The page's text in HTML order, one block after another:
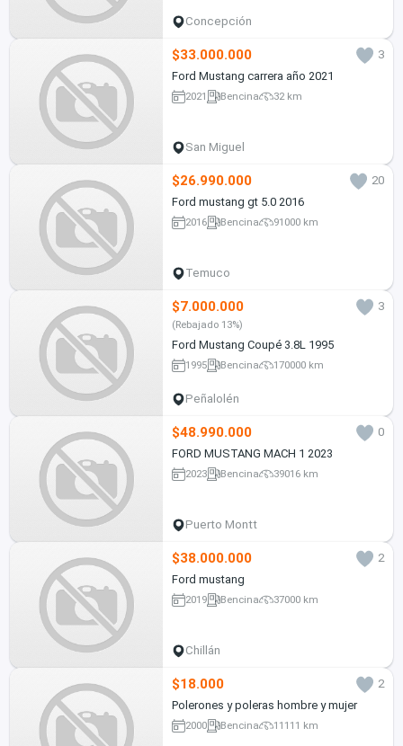
Concepción
$33.000.000
3
Ford Mustang carrera año 2021
2021 Bencina 32 km
San Miguel
$26.990.000
20
Ford mustang gt 5.0 2016
2016 Bencina 91000 km
Temuco
$7.000.000 3
(Rebajado 13%)
Ford Mustang Coupé 3.8L 1995
1995 Bencina 170000 km
Peñalolén
$48.990.000
0
FORD MUSTANG MACH 1 2023
2023 Bencina 39016 km
Puerto Montt
$38.000.000
2
Ford mustang
2019 Bencina 37000 km
Chillán
$18.000
2
Polerones y poleras hombre y mujer
2000 Bencina 11111 km